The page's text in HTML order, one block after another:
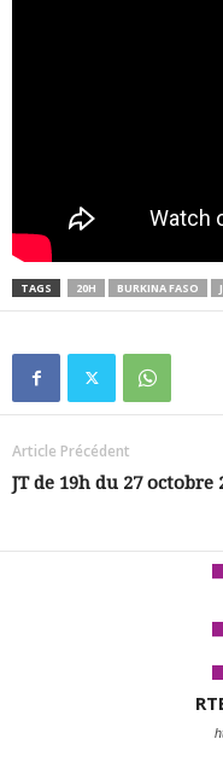
TAGS 20H BURKINA FASO
Article Précédent
JT de 19h du 27 octobre